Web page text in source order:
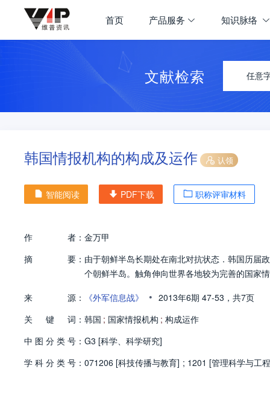
首页 产品服务 知识脉络
文献检索 任意
韩国情报机构的构成及运作 认领
智能阅读 PDF下载 职称评审材料
作 者： 金万甲
摘
要： 由于朝鲜半岛长期处在南北对抗状态．韩国历届
个朝鲜半岛。触角伸向世界各地较为完善的国家
来
源： 《外军信息战》 • 2013年6期 47-53， 共7页
关
键 词： 韩国 ; 国家情报机构 ; 构成运作
中 图 分 类 号： G3 [科学、科学研究]
学 科 分 类 号： 071206 [科技传播与教育] ; 1201 [管理科学与工